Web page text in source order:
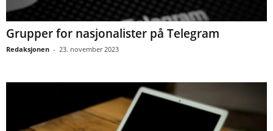
Grupper for nasjonalister på Telegram
Redaksjonen - 23. november 2023